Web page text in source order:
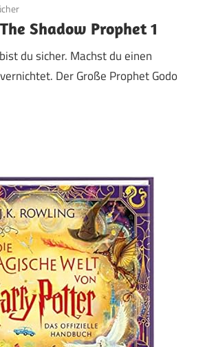
Shadow Prophet 1
du sicher. Machst du einen
Der Große Prophet Godo